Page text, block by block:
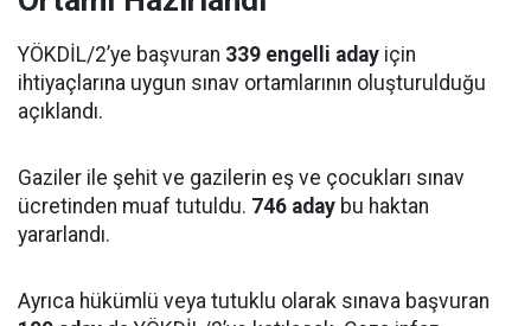
YÖKDİL/2’ye başvuran 339 engelli aday için
ihtiyaçlarına uygun sınav ortamlarının oluşturulduğu
açıklandı.
Gaziler ile şehit ve gazilerin eş ve çocukları sınav
ücretinden muaf tutuldu. 746 aday bu haktan
yararlandı.
Ayrıca hükümlü veya tutuklu olarak sınava başvuran